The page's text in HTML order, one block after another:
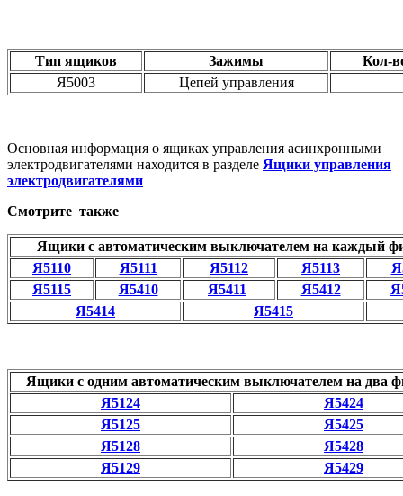
Тип ящиков Зажимы
Кол-
Я5003
Цепей управления
Основная информация о ящиках управления асинхронными
электродвигателями находится в разделе Ящики управления
электродвигателями
Смотрите также
Ящики с автоматическим выключателем на каждый
Я5110
Я5111 Я5112 Я5113
Я5115
Я5410 Я5411 Я5412
Я5414
Я5415
Ящики с одним автоматическим выключателем на два
Я5124
Я5424
Я5125
Я5425
Я5128
Я5428
Я5129
Я5429